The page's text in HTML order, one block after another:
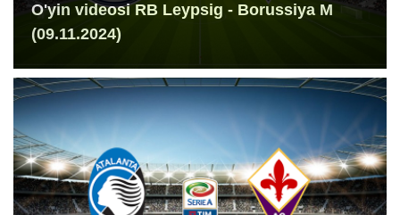
O'yin videosi RB Leypsig - Borussiya M
(09.11.2024)